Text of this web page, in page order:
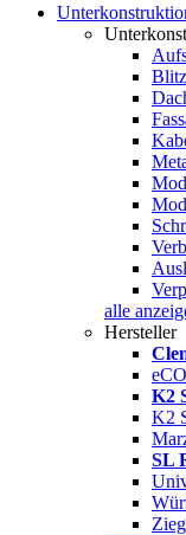
alle
Hersteller
K2
K2
SL